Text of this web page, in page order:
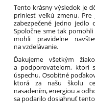
Tento krásny výsledok je
priniesť veľkú zmenu.
zabezpečené jedno jedlo
Spoločne sme tak
mohli pravidelne
na vzdelávanie.
Ďakujeme všetkým
a podporovateľom, ktorí
úspechu. Osobitné
ktorá za našu školu
nasadením, energiou a
sa podarilo dosiahnuť